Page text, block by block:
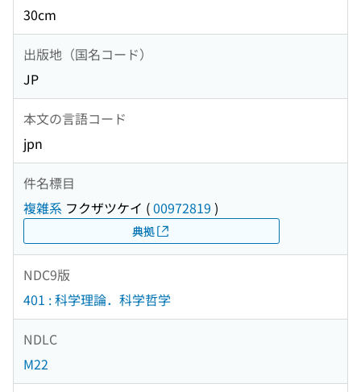
30cm
出版地（国名コード）
JP
本文の言語コード
jpn
件名標目
複雑系 フクザツケイ (00972819 )
典拠
NDC9版
401 : 科学理論．科学哲学
NDLC
M22